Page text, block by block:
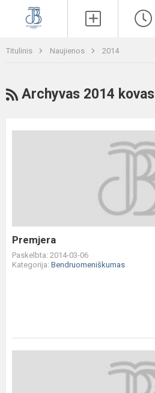
Titulinis Naujienos 2014
RSS
Archyvas 2014 kovas
Premjera
Paskelbta: 2014-03-06
Kategorija: Bendruomeniškumas